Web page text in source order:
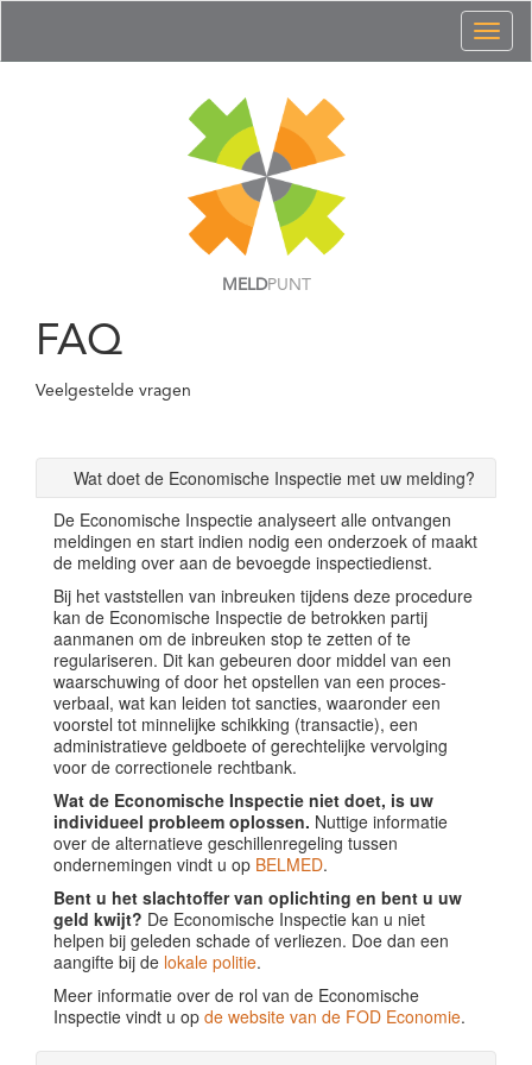
MELDPUNT
FAQ
Veelgestelde vragen
Wat doet de Economische Inspectie met uw melding?
De Economische Inspectie analyseert alle ontvangen
meldingen en start indien nodig een onderzoek of maakt
de melding over aan de bevoegde inspectiedienst.
Bij het vaststellen van inbreuken tijdens deze procedure
kan de Economische Inspectie de betrokken partij
aanmanen om de inbreuken stop te zetten of te
regulariseren. Dit kan gebeuren door middel van een
waarschuwing of door het opstellen van een proces-
verbaal, wat kan leiden tot sancties, waaronder een
voorstel tot minnelijke schikking (transactie), een
administratieve geldboete of gerechtelijke vervolging
voor de correctionele rechtbank.
Wat de Economische Inspectie niet doet, is uw
individueel probleem oplossen. Nuttige informatie
over de alternatieve geschillenregeling tussen
ondernemingen vindt u op BELMED.
Bent u het slachtoffer van oplichting en bent u uw
geld kwijt? De Economische Inspectie kan u niet
helpen bij geleden schade of verliezen. Doe dan een
aangifte bij de lokale politie.
Meer informatie over de rol van de Economische
Inspectie vindt u op de website van de FOD Economie.